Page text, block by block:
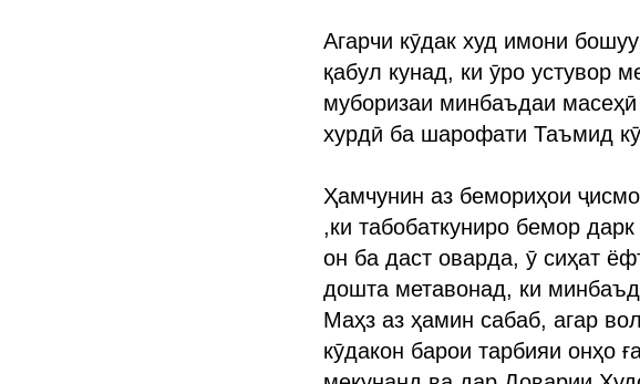
Агарчи кӯдак худ имони
қабул кунад, ки ӯро устувор
муборизаи минбаъдаи
хурдӣ ба шарофати Таъмид
Ҳамчунин аз бемориҳои
,ки табобаткуниро бемор
он ба даст оварда, ӯ сиҳат
дошта метавонад, ки
Маҳз аз ҳамин сабаб, агар
кӯдакон барои тарбияи онҳо